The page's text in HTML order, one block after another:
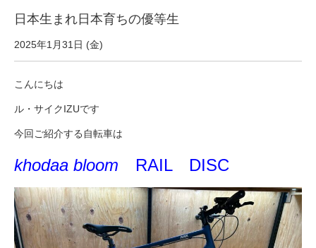
オリジナル自転車
PB全車種カタログ
Norwayシリーズ
eVita
コンテンツ
店舗ブログ
日本生まれ日本育ちの優等生
2025年1月31日 (金)
こんにちは
ル・サイクIZUです
今回ご紹介する自転車は
khodaa bloom RAIL DISC